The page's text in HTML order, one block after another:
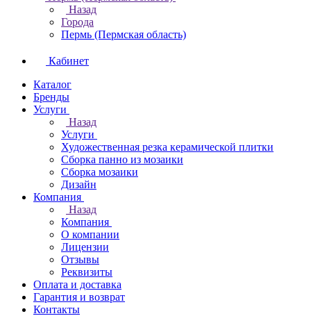
Назад
Города
Пермь (Пермская область)
Кабинет
Каталог
Бренды
Услуги
Назад
Услуги
Художественная резка керамической плитки
Сборка панно из мозаики
Сборка мозаики
Дизайн
Компания
Назад
Компания
О компании
Лицензии
Отзывы
Реквизиты
Оплата и доставка
Гарантия и возврат
Контакты